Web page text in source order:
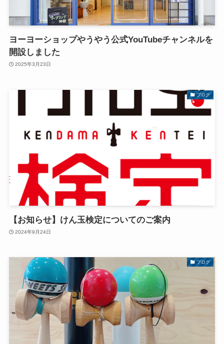
ヨーヨーショップやうやう公式YouTubeチャンネルを
開設しました
2025年3月23日
ブログ
【お知らせ】けん玉検定についてのご案内
2024年9月24日
ブログ